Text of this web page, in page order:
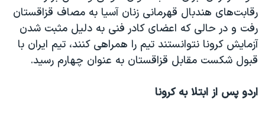
رقابت‌های هندبال قهرمانی زنان آسیا به مصاف قزاقستان
رفت و‌ در حالی که اعضای کادر فنی به دلیل مثبت شدن
آزمایش کرونا نتوانستند تیم را همراهی کنند، تیم ایران با
قبول شکست مقابل قزاقستان به عنوان چهارم رسید.
اردو پس از ابتلا به کرونا